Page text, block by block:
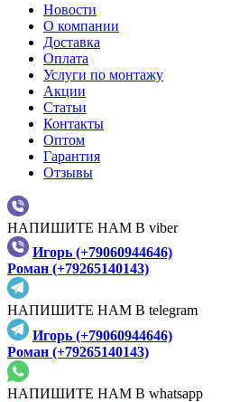
Новости
О компании
Доставка
Оплата
Услуги по монтажу
Акции
Статьи
Контакты
Оптом
Гарантия
Отзывы
НАПИШИТЕ НАМ В viber
Игорь (+79060944646)
Роман (+79265140143)
НАПИШИТЕ НАМ В telegram
Игорь (+79060944646)
Роман (+79265140143)
НАПИШИТЕ НАМ В whatsapp